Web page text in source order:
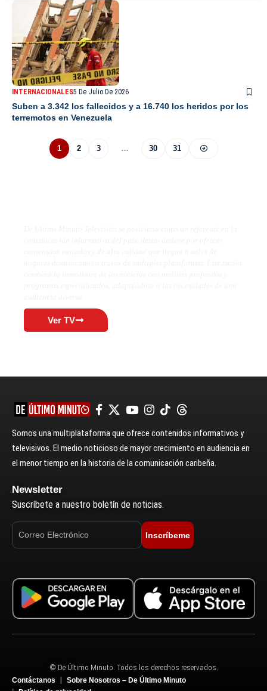
INTERNACIONALES5 De Julio De 2026
Suben a 3.342 los fallecidos y a 16.740 los heridos por los
terremotos en Venezuela
1 2 3 … 30 31
Ver TV
Somos una multiplataforma que ofrece contenidos informativos y
televisivos. El medio noticioso de mayor crecimiento en audiencia en
el menor tiempo en la historia de la comunicación caribeña.
Newsletter
Suscríbete a nuestro boletín de noticias.
Inscríbeme
© De Último Minuto. Todos los derechos reservados.
Contáctanos
Sobre Nosotros – De Último Minuto